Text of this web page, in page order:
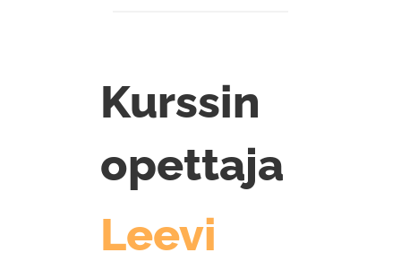
Kurssin
opettaja
Leevi